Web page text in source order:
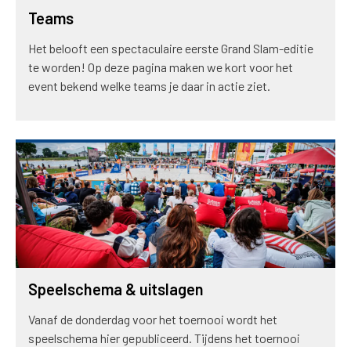
Teams
Het belooft een spectaculaire eerste Grand Slam-editie
te worden! Op deze pagina maken we kort voor het
event bekend welke teams je daar in actie ziet.
Speelschema & uitslagen
Vanaf de donderdag voor het toernooi wordt het
speelschema hier gepubliceerd. Tijdens het toernooi